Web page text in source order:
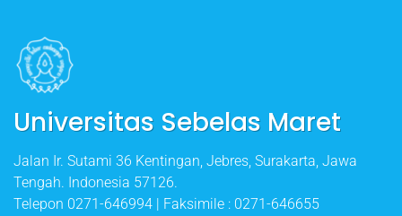
Universitas Sebelas Maret
Jalan Ir. Sutami 36 Kentingan, Jebres, Surakarta, Jawa
Tengah. Indonesia 57126.
Telepon 0271-646994 | Faksimile : 0271-646655